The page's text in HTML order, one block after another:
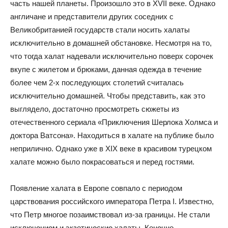
часть нашей планеты. Произошло это в XVII веке. Однако
англичане и представители других соседних с
Великобританией государств стали носить халаты
исключительно в домашней обстановке. Несмотря на то,
что тогда халат надевали исключительно поверх сорочек
вкупе с жилетом и брюками, данная одежда в течение
более чем 2-х последующих столетий считалась
исключительно домашней. Чтобы представить, как это
выглядело, достаточно просмотреть сюжеты из
отечественного сериала «Приключения Шерлока Холмса и
доктора Ватсона». Находиться в халате на публике было
неприлично. Однако уже в XIX веке в красивом турецком
халате можно было покрасоваться и перед гостями.
Появление халата в Европе совпало с периодом
царствования российского императора Петра I. Известно,
что Петр многое позаимствовал из-за границы. Не стали